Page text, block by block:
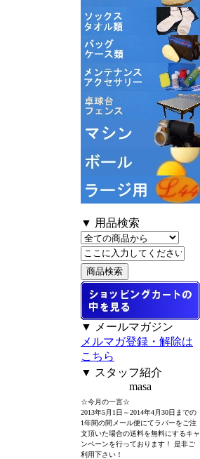
▼ 用品検索
▼ メールマガジン
メルマガ登録・解除は
こちら
▼ スタッフ紹介
masa
☆今月の一言☆
2013年5月1日～2014年4月30日までの
1年間の間メール便にてラバーをご注
文頂いた場合の送料を無料にするキャ
ンペーンを行っております！ 是非ご
利用下さい！